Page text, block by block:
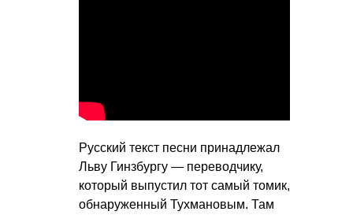
Русский текст песни принадлежал
Льву Гинзбургу — переводчику,
который выпустил тот самый томик,
обнаруженный Тухмановым. Там